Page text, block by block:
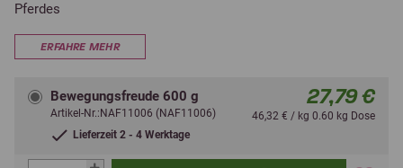
Pferdes
ERFAHRE MEHR
Bewegungsfreude 600 g
Artikel-Nr.:NAF11006 (NAF11006)
Lieferzeit 2 - 4 Werktage
27,79 €
46,32 € / kg 0.60 kg Dose